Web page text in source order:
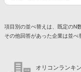
項目別の並べ替えは、既定のN
その他回答があった企業は並べ
オリコンランキ